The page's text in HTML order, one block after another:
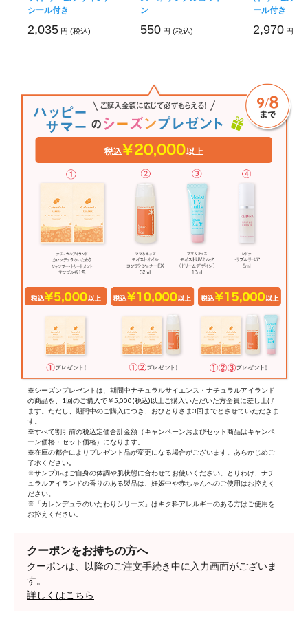
シール付き
2,035 円 (税込)
ン
550 円 (税込)
ール付き
2,970 円 (税
※シーズンプレゼントは、期間中ナチュラルサイエンス・ナチュラルアイランド
の商品を、1回のご購入で￥5,000(税込)以上ご購入いただいた方全員に差し上げ
ます。ただし、期間中のご購入につき、おひとりさま3回までとさせていただきま
す。
※すべて割引前の税込定価合計金額（キャンペーンおよびセット商品はキャンペ
ーン価格・セット価格）になります。
※在庫の都合によりプレゼント品が変更になる場合がございます。あらかじめご
了承ください。
※サンプルはご自身の体調や肌状態に合わせてお使いください。とりわけ、ナチ
ュラルアイランドの香りのある製品は、妊娠中や赤ちゃんへのご使用はお控えく
ださい。
※「カレンデュラのいたわりシリーズ」はキク科アレルギーのある方はご使用を
お控えください。
クーポンをお持ちの方へ
クーポンは、以降のご注文手続き中に入力画面がございま
す。
詳しくはこちら